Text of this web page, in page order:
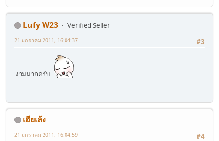
Lufy W23
Verified Seller
#3
21 มกราคม 2011, 16:04:37
งามมากครับ
เฮียเล้ง
#4
21 มกราคม 2011, 16:04:59